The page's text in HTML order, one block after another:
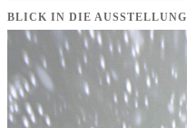
BLICK IN DIE AUSSTELLUNG